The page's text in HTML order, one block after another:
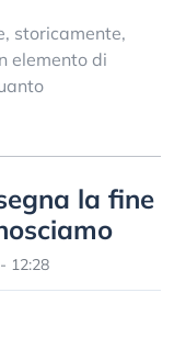
storicamente,
elemento di
la fine
12:28